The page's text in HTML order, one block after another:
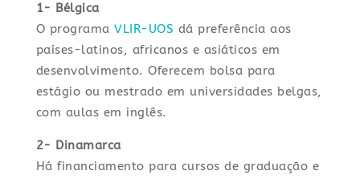
1- Bélgica
O programaVLIR-UOS dá preferência aos
países-latinos, africanos e asiáticos em
desenvolvimento. Oferecem bolsa para
estágio ou mestrado em universidades belgas,
com aulas em inglês.
2- Dinamarca
Há financiamento para cursos de graduação e